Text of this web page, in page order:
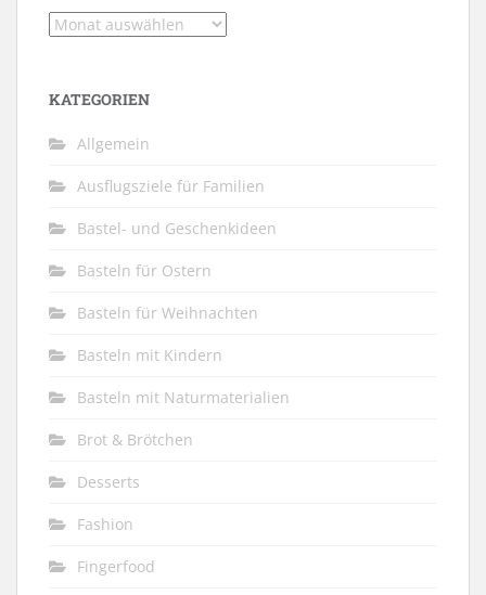
Archiv
KATEGORIEN
Allgemein
Ausflugsziele für Familien
Bastel- und Geschenkideen
Basteln für Ostern
Basteln für Weihnachten
Basteln mit Kindern
Basteln mit Naturmaterialien
Brot & Brötchen
Desserts
Fashion
Fingerfood